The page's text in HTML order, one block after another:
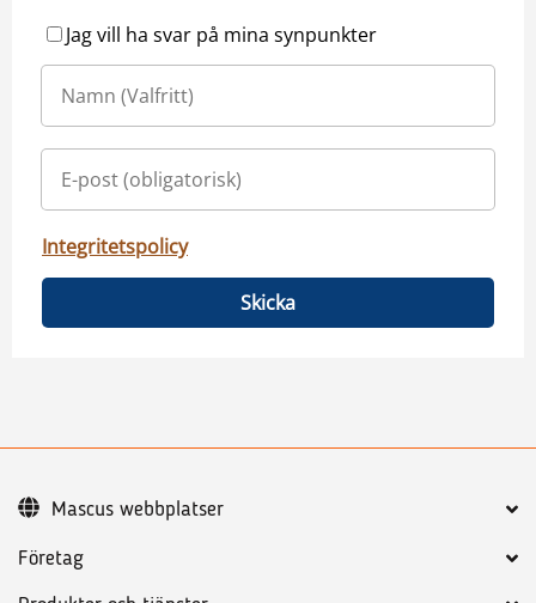
Jag vill ha svar på mina synpunkter
Integritetspolicy
Skicka
Företag
Mascus webbplatser